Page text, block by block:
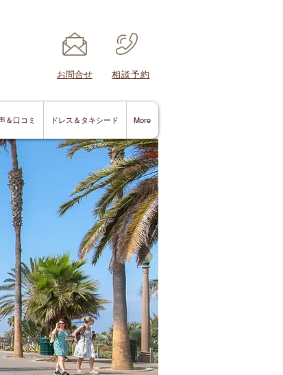
​お問合せ ​相談予約
＆口コミ ドレス＆タキシード More